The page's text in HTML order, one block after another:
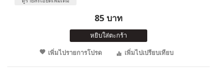
85 บาท
หยิบใส่ตะกร้า
เพิ่มไปรายการโปรด
เพิ่มไปเปรียบเทียบ